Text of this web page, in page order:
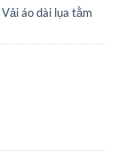
Vải áo dài lụa tằm